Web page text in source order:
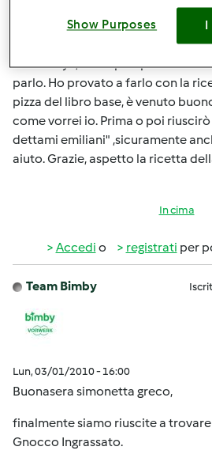
Brava chya, hai capito
parlo. Ho provato a farlo con la
pizza del libro base, è venuto
come vorrei io. Prima o poi
dettami emiliani" ,sicuramente
aiuto. Grazie, aspetto la ricetta
In cima
Accedi o registrati per
Team Bimby
Lun, 03/01/2010 - 16:00
Buonasera simonetta greco,
finalmente siamo riuscite a
Gnocco Ingrassato.
Show Purposes I